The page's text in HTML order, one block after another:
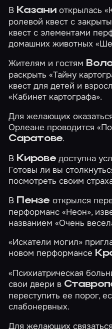
В Казаниоткрылась
ролевой квест с
квест с элементами
домашних животных
Жителям и гостям
раскрыть«Тайну
квест для детей и
«Кабинет картографа».
Для желающих
Орлеане проводится
Саратове.
В Кироведоступна
Готовы ли вы
посмотреть своим
В Пензе открылся
перформанс«Неон»,
названием «Очень
«Искатели могил»
новом перформансе
«Психиатрическая
свои двери в
переступить ее порог,
слабонервных.
Для желающих